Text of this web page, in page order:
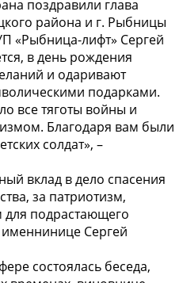
поздравили глава
района и г. Рыбницы
«Рыбница-лифт» Сергей
в день рождения
и одаривают
подарками.
все тяготы войны и
Благодаря вам были
солдат», –
вклад в дело спасения
за патриотизм,
подрастающего
именнинице Сергей
состоялась беседа,